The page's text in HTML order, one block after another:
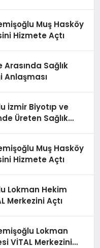
Muş Hasköy
Hizmete Açtı
Sağlık
Anlaşması
İzmir Biyotıp ve
Üreten Sağlık
Muş Hasköy
Hizmete Açtı
Lokman Hekim
Merkezini Açtı
Lokman
VİTAL Merkezini